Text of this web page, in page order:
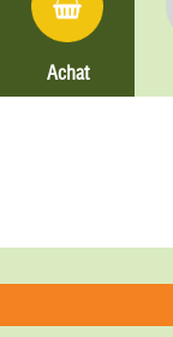
Achat